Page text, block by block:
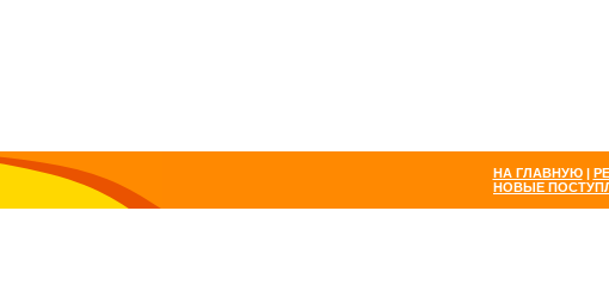
НА ГЛАВНУЮ |
НОВЫЕ